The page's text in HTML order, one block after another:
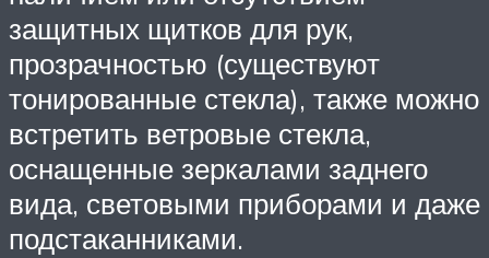
защитных щитков для рук,
прозрачностью (существуют
тонированные стекла), также можно
встретить ветровые стекла,
оснащенные зеркалами заднего
вида, световыми приборами и даже
подстаканниками.